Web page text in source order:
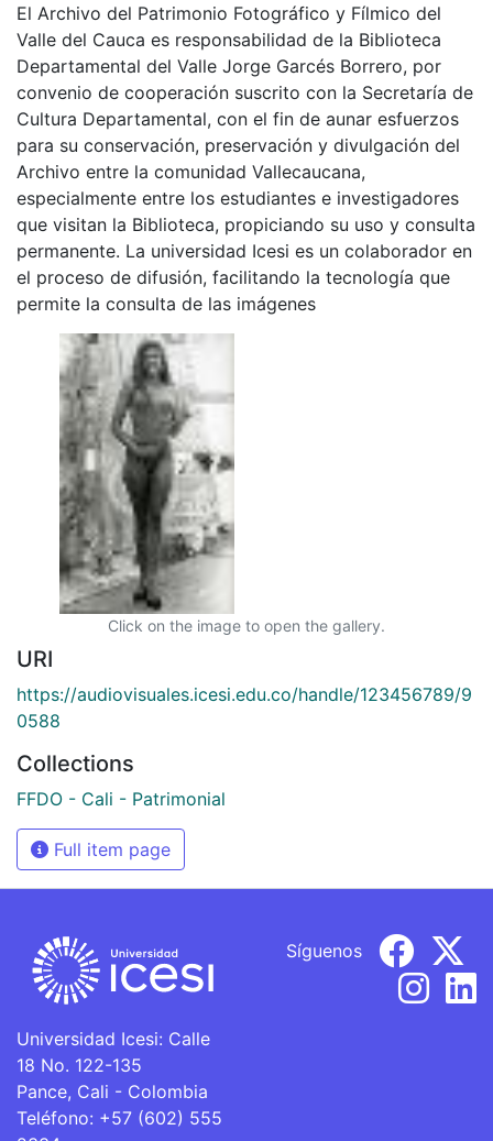
El Archivo del Patrimonio Fotográfico y Fílmico del
Valle del Cauca es responsabilidad de la Biblioteca
Departamental del Valle Jorge Garcés Borrero, por
convenio de cooperación suscrito con la Secretaría de
Cultura Departamental, con el fin de aunar esfuerzos
para su conservación, preservación y divulgación del
Archivo entre la comunidad Vallecaucana,
especialmente entre los estudiantes e investigadores
que visitan la Biblioteca, propiciando su uso y consulta
permanente. La universidad Icesi es un colaborador en
el proceso de difusión, facilitando la tecnología que
permite la consulta de las imágenes
Click on the image to open the gallery.
URI
https://audiovisuales.icesi.edu.co/handle/123456789/9
0588
Collections
FFDO - Cali - Patrimonial
Full item page
Universidad Icesi: Calle
18 No. 122-135
Pance, Cali - Colombia
Teléfono: +57 (602) 555
Síguenos